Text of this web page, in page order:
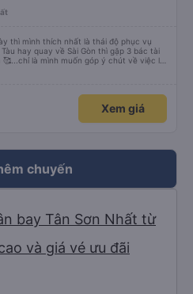
thì mình thích nhất là thái độ phục vụ
hay quay về Sài Gòn thì gặp 3 bác tài
là mình muốn góp ý chút về việc lái
tài cũng thuộc dạng vững tay lái nên
luôn cẩn thận vì sự an toàn của bản
lần sau có dịp mình sẽ tiếp tục ủng hộ
đạt và luôn giữ vững phong độ phục
Xem giá
chuyến
bay Tân Sơn Nhất từ
và giá vé ưu đãi